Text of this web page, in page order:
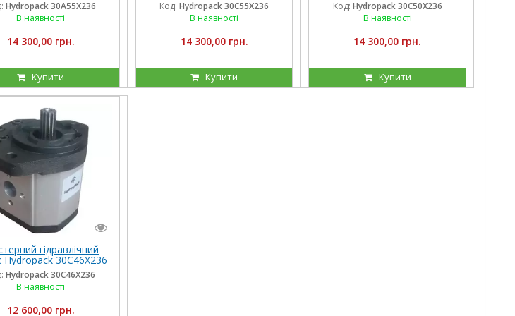
Hydropack 30A55X236
В наявності
14 300,00 грн.
Купити
Код: Hydropack 30C55X236
В наявності
14 300,00 грн.
Купити
Код: Hydropack 30C50X236
В наявності
14 300,00 грн.
Купити
гідравлічний
Hydropack 30C46X236
правого обертання
Hydropack 30C46X236
В наявності
12 600,00 грн.